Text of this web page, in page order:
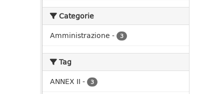
Categorie
Amministrazione - 3
Tag
ANNEX II - 3